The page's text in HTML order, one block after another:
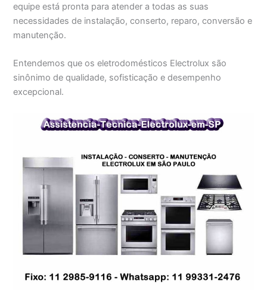
equipe está pronta para atender a todas as suas
necessidades de instalação, conserto, reparo, conversão e
manutenção.
Entendemos que os eletrodomésticos Electrolux são
sinônimo de qualidade, sofisticação e desempenho
excepcional.